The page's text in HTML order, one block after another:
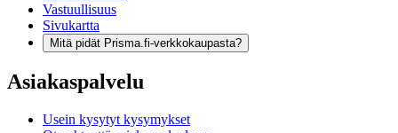
Vastuullisuus
Sivukartta
Mitä pidät Prisma.fi-verkkokaupasta?
Asiakaspalvelu
Usein kysytyt kysymykset